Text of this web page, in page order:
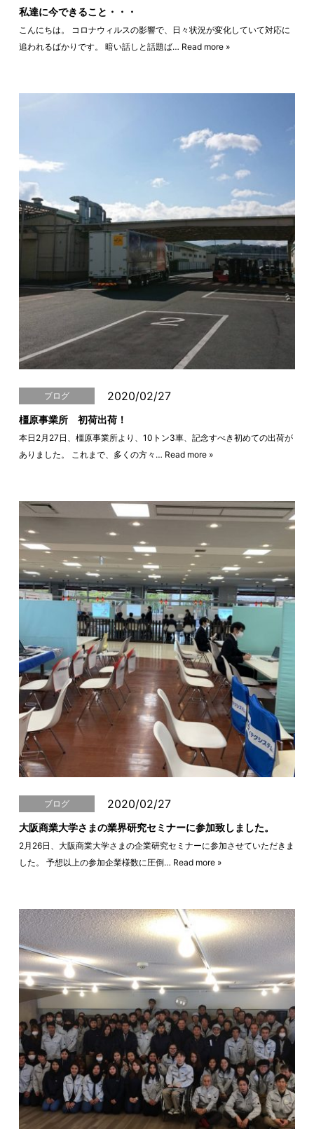
私達に今できること・・・
こんにちは。 コロナウィルスの影響で、日々状況が変化していて対応に
追われるばかりです。 暗い話しと話題ば… Read more »
ブログ 2020/02/27
橿原事業所 初荷出荷！
本日2月27日、橿原事業所より、10トン3車、記念すべき初めての出荷が
ありました。 これまで、多くの方々… Read more »
ブログ 2020/02/27
大阪商業大学さまの業界研究セミナーに参加致しました。
2月26日、大阪商業大学さまの企業研究セミナーに参加させていただきま
した。 予想以上の参加企業様数に圧倒… Read more »